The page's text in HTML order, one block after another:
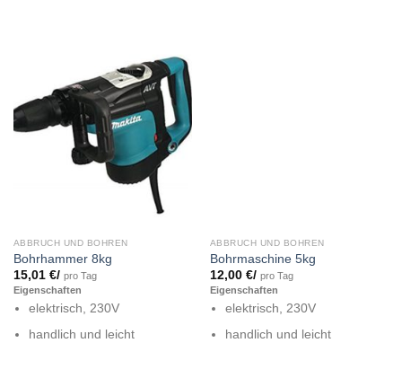
ABBRUCH UND BOHREN
Bohrhammer 8kg
15,01 €/ pro Tag
Eigenschaften
elektrisch, 230V
handlich und leicht
ABBRUCH UND BOHREN
Bohrmaschine 5kg
12,00 €/ pro Tag
Eigenschaften
elektrisch, 230V
handlich und leicht